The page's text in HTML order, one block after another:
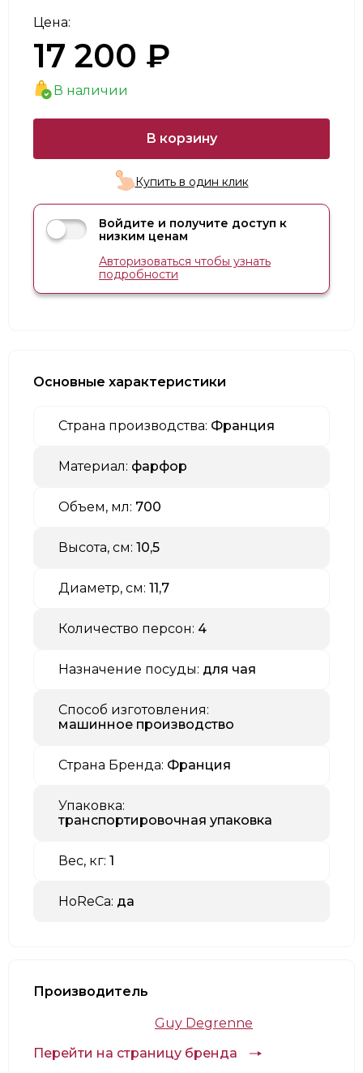
Цена:
17 200 ₽
В наличии
В корзину
Купить в один клик
Войдите и получите доступ к
низким ценам
Авторизоваться чтобы узнать
подробности
Основные характеристики
Страна производства: Франция
Материал: фарфор
Объем, мл: 700
Высота, см: 10,5
Диаметр, см: 11,7
Количество персон: 4
Назначение посуды: для чая
Способ изготовления:
машинное производство
Страна Бренда: Франция
Упаковка:
транспортировочная упаковка
Вес, кг: 1
HoReCa: да
Производитель
Guy Degrenne
Перейти на страницу бренда